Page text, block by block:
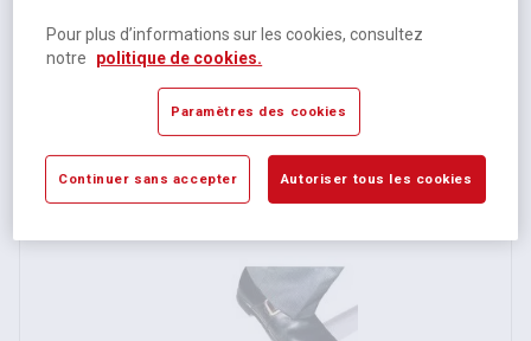
Disponible selon modèle
4 autres références
39,25 €HT
47,10 € TTC
Pour plus d’informations sur les cookies, consultez
notre
politique de cookies.
Paramètres des cookies
Continuer sans accepter Autoriser tous les cookies